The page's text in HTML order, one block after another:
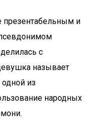
презентабельным и
с
называет
одной из
народных